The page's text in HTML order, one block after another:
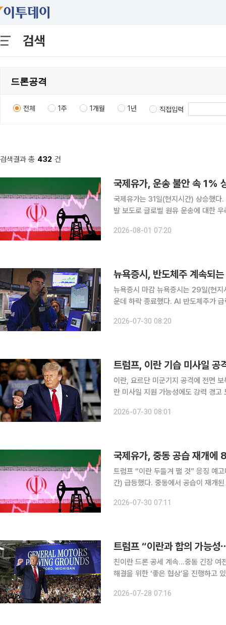
검색
전체 1주 1개월 1년 직접입력
검색결과 총 432 건
국제유가, 운송 불안 속
국제유가는 31일(현지시간) 상승했다
발 보도로 글로벌 원유 운송에 대한 우려가 커진 영향이다. 뉴
다. 런던 ICE선물거래소에서 브렌트
2026-08-01 07:20
뉴욕증시 마감 뉴욕증시는 29일(현지시간) 미국 연방준비제도(Fed·연준)가 기준금리를 동결한 가
운데 하락 종료했다. AI 반도체주가
우존스30산업평균지수는 전 거래일
2026-07-30 08:20
트럼프, 이란 기습 미사일
이란, 요르단 미군기지 공격에 전면
란 미사일 지원 가능성에도 강력 경
미군은 사우디아라비아군과 함께 이
2026-07-30 08:01
국제유가, 중동 공습 재개
트럼프 “이란 두들겨 팰 것” 응징 예고미국 원유
간) 급등했다. 중동에서 공습이 재개
선물은 전 거래일 대비 5.20달러
2026-07-30 07:11
트럼프 “이란과 합의 가능
친이란 드론 공세 계속…중동 긴장 여전 도널드 트럼프 미국 대통령은 27일(현지시간) 이란과
해결을 위한 ‘좋은 협상’을 진행하고
대통령은 이날 미시간주 일정을 위해
2026-07-28 07:16